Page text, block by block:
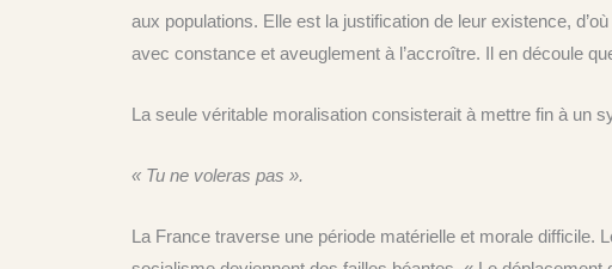
aux populations. Elle est la justification de leur existence,
avec constance et aveuglement à l’accroître. Il en découle
La seule véritable moralisation consisterait à mettre fin à un
« Tu ne voleras pas ».
La France traverse une période matérielle et morale